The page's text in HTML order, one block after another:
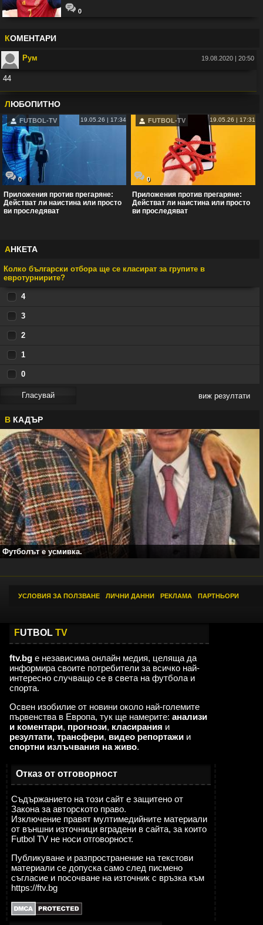
0
КОМЕНТАРИ
Рум 19.08.2020 | 20:50
44
Във: Рио Фърдинанд: Джуд Белингам ще спечели Златната топка
ЛЮБОПИТНО
FUTBOL-TV 19.05.26 | 17:34
0
Приложения против прегаряне:
Действат ли наистина или просто
ви проследяват
FUTBOL-TV 19.05.26 | 17:31
0
Приложения против прегаряне:
Действат ли наистина или просто
ви проследяват
АНКЕТА
Колко български отбора ще се класират за групите в
евротурнирите?
4
3
2
1
0
виж резултати
В КАДЪР
Футболът е усмивка.
УСЛОВИЯ ЗА ПОЛЗВАНЕ ЛИЧНИ ДАННИ РЕКЛАМА ПАРТНЬОРИ
FUTBOL TV
ftv.bg е независима онлайн медия, целяща да
информира своите потребители за всичко най-
интересно случващо се в света на футбола и
спорта.
Освен изобилие от новини около най-големите
първенства в Европа, тук ще намерите: анализи
и коментари, прогнози, класирания и
резултати, трансфери, видео репортажи и
спортни излъчвания на живо.
Отказ от отговорност
Съдържанието на този сайт е защитено от
Закона за авторското право.
Изключение правят мултимедийните материали
от външни източници вградени в сайта, за които
Futbol TV не носи отговорност.
Публикуване и разпространение на текстови
материали се допуска само след писмено
съгласие и посочване на източник с връзка към
https://ftv.bg